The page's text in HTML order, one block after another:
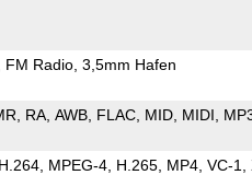
FM Radio 3,5mm Hafen
RA AWB FLAC MID MIDI
H.264 MPEG-4 H.265 MP4 VC-1